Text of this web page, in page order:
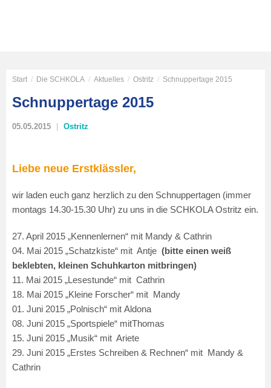
Start / Die SCHKOLA / Aktuelles / Ostritz / Schnuppertage 2015
Schnuppertage 2015
05.05.2015 Ostritz
Liebe neue Erstklässler,
wir laden euch ganz herzlich zu den Schnuppertagen (immer
montags 14.30-15.30 Uhr) zu uns in die SCHKOLA Ostritz ein.
27. April 2015 „Kennenlernen“ mit Mandy & Cathrin
04. Mai 2015 „Schatzkiste“ mit Antje (bitte einen weiß
beklebten, kleinen Schuhkarton mitbringen)
11. Mai 2015 „Lesestunde“ mit Cathrin
18. Mai 2015 „Kleine Forscher“ mit Mandy
01. Juni 2015 „Polnisch“ mit Aldona
08. Juni 2015 „Sportspiele“ mitThomas
15. Juni 2015 „Musik“ mit Ariete
29. Juni 2015 „Erstes Schreiben & Rechnen“ mit Mandy &
Cathrin